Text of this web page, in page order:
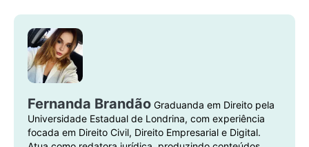
Fernanda Brandão Graduanda em Direito pela
Universidade Estadual de Londrina, com experiência
focada em Direito Civil, Direito Empresarial e Digital.